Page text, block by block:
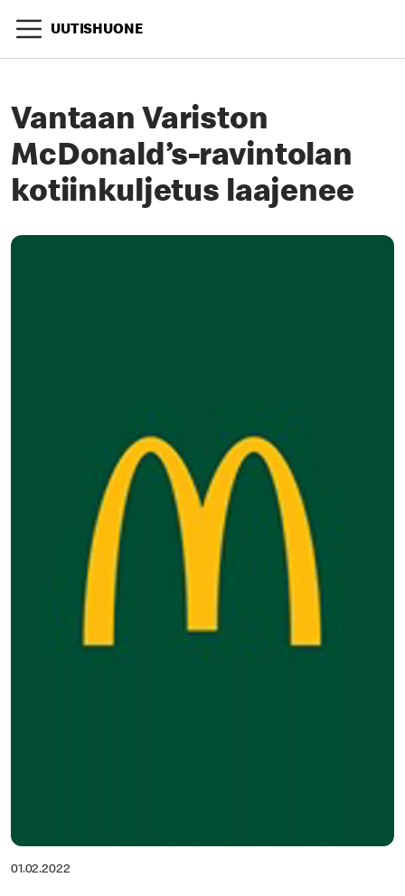
UUTISHUONE
Vantaan Variston
McDonald’s-ravintolan
kotiinkuljetus laajenee
01.02.2022